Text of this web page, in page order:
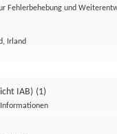
Fehlerbehebung und
Irland
IAB) (1)